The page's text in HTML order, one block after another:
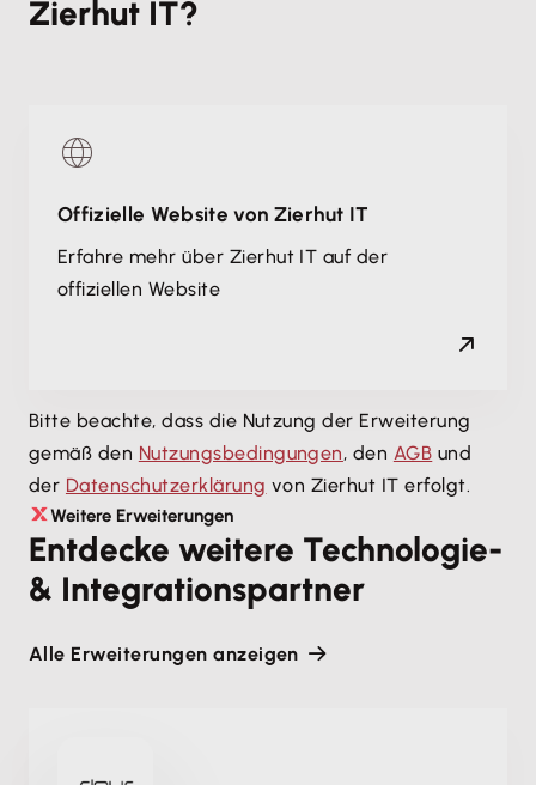
Entscheidungsgrundlage aufgrund der gewonnenen
Anforderung noch nicht im Detail feststehen, helfen
Zierhut IT?
Offizielle Website von Zierhut IT
Erfahre mehr über Zierhut IT auf der
offiziellen Website
Bitte beachte, dass die Nutzung der Erweiterung
gemäß den Nutzungsbedingungen, den AGB und
der Datenschutzerklärung von Zierhut IT erfolgt.
Weitere Erweiterungen
Entdecke weitere Technologie-
& Integrationspartner
Alle Erweiterungen anzeigen